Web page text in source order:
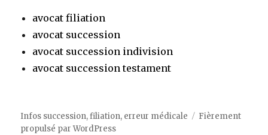
avocat filiation
avocat succession
avocat succession indivision
avocat succession testament
Infos succession, filiation, erreur médicale
Fièrement
propulsé par WordPress